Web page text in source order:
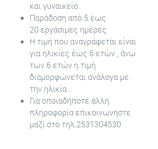
και γυναικείο.
Παράδοση από 5 έως
20 εργάσιμες ημέρες
Η τιμή που αναγράφεται είναι
για ηλικίες έως 6 ετών , άνω
των 6 ετών η τιμή
διαμορφώνεται ανάλογα με
την ηλικία .
Για οποιαδήποτε άλλη
πληροφορία επικοινωνηστε
μαζί στο τηλ.2531304530